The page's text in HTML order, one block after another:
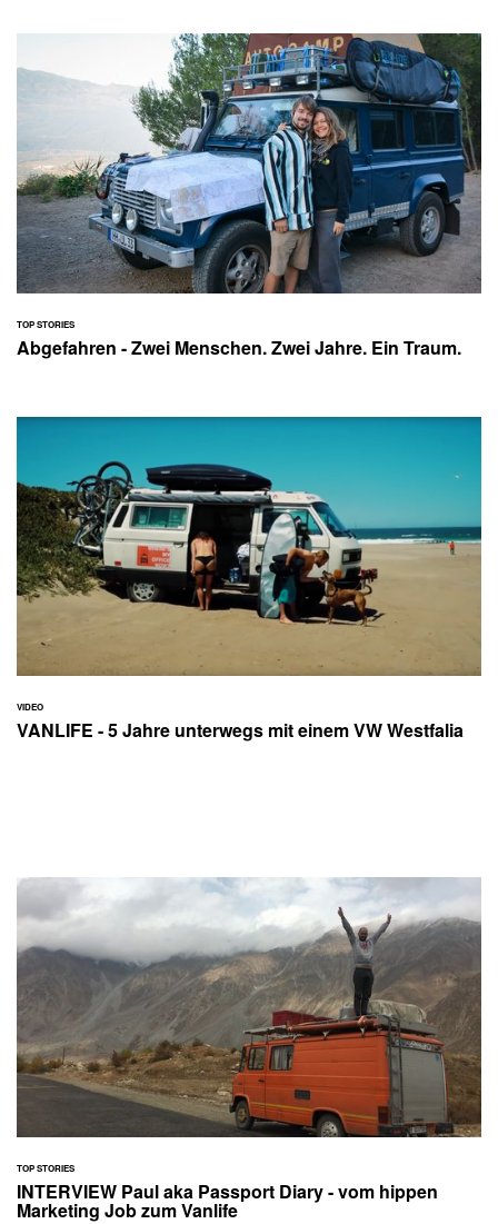
TOP STORIES
Abgefahren - Zwei Menschen. Zwei Jahre. Ein Traum.
VIDEO
VANLIFE - 5 Jahre unterwegs mit einem VW Westfalia
TOP STORIES
INTERVIEW Paul aka Passport Diary - vom hippen
Marketing Job zum Vanlife